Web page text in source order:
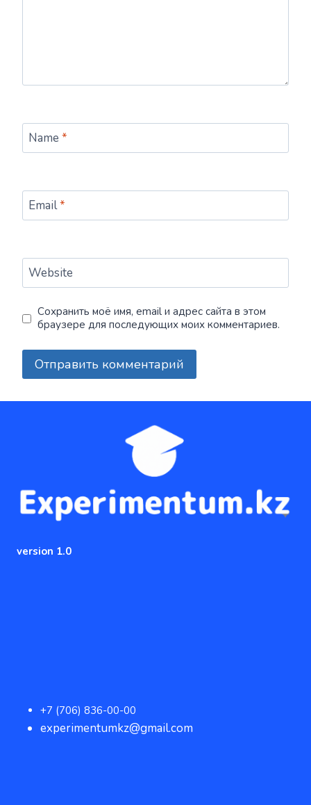
Name *
Email*
Website
Сохранить моё имя, email и адрес сайта в этом
браузере для последующих моих комментариев.
version 1.0
+7 (706) 836-00-00
experimentumkz@gmail.com